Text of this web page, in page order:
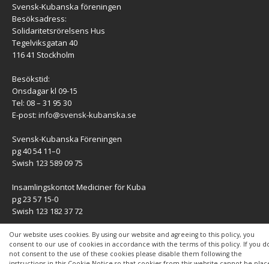
Our website uses cookies. By using our website and agreeing to this policy, you
consent to our use of cookies in accordance with the terms of this policy. If you
not consent to the use of these cookies please disable them following the
Svensk-Kubanska föreningen
Besöksadress:
Solidaritetsrörelsens Hus
Tegelviksgatan 40
116 41 Stockholm
Besökstid:
Onsdagar kl 09-15
Tel: 08 – 31 95 30
E-post: info@svensk-kubanska.se
Svensk-Kubanska Föreningen
pg 40 54 11–0
Swish 123 589 09 75
Insamlingskontot Mediciner för Kuba
pg 23 57 15-0
Swish 123 182 37 72
KONTAKT